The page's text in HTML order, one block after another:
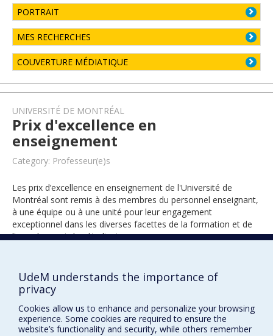
PORTRAIT
MES RECHERCHES
COUVERTURE MÉDIATIQUE
UNIVERSITÉ DE MONTRÉAL
Prix d'excellence en
enseignement
Category: Professeur(e)s
Les prix d’excellence en enseignement de l'Université de
Montréal sont remis à des membres du personnel enseignant,
à une équipe ou à une unité pour leur engagement
exceptionnel dans les diverses facettes de la formation et de
l’encadrement des étudiants.
UdeM understands the importance of
privacy
Cookies allow us to enhance and personalize your browsing
experience. Some cookies are required to ensure the
website’s functionality and security, while others remember